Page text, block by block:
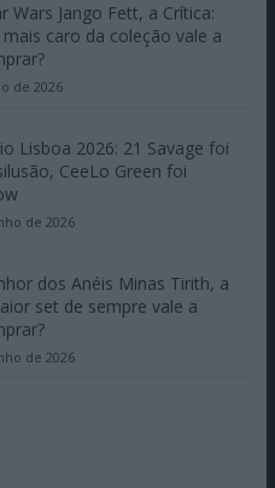
Wars Jango Fett, a Crítica:
caro da coleção vale a
de 2026
Lisboa 2026: 21 Savage foi
CeeLo Green foi
de 2026
dos Anéis Minas Tirith, a
set de sempre vale a
de 2026